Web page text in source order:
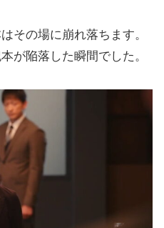
その場に崩れ落ちます。
が陥落した瞬間でした。